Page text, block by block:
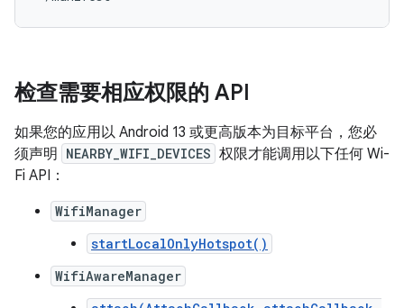
检查需要相应权限的 API
如果您的应用以 Android 13 或更高版本为目标平台，您必
须声明
NEARBY_WIFI_DEVICES 权限才能调用以下任何 Wi-
Fi API：
WifiManager
startLocalOnlyHotspot()
WifiAwareManager